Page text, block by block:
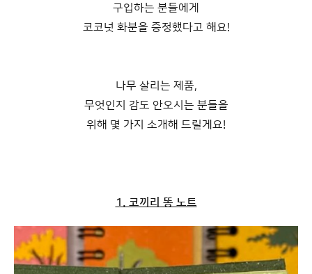
구입하는 분들에게
코코넛 화분을 증정했다고 해요!
나무 살리는 제품,
무엇인지 감도 안오시는 분들을
위해 몇 가지 소개해 드릴게요!
1. 코끼리 똥 노트